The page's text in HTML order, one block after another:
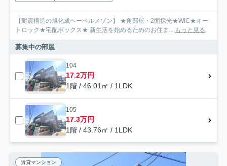
【耐震構造の旭化成ヘーベルメゾン】 ★角部屋・2面採光★WIC★オー
トロック★宅配ボックス★ 新生活を始めるためのお住ま... もっと見る
募集中の部屋
104
17.2万円
1階 / 46.01㎡ / 1LDK
105
17.3万円
1階 / 43.76㎡ / 1LDK
賃貸マンション